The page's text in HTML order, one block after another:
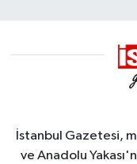
İstanbul Gazetesi,
ve Anadolu